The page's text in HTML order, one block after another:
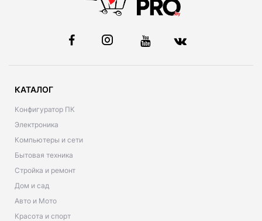
КАТАЛОГ
Конфигуратор ПК
Электроника
Компьютеры и сети
Бытовая техника
Стройка и ремонт
Дом и сад
Авто и Мото
Красота и спорт